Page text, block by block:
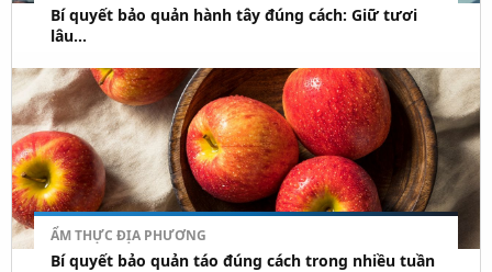
Bí quyết bảo quản hành tây đúng cách: Giữ tươi
lâu...
ẨM THỰC ĐỊA PHƯƠNG
Bí quyết bảo quản táo đúng cách trong nhiều tuần